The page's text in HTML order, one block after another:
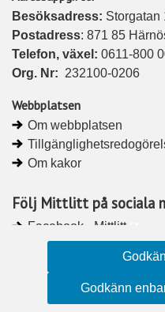
Besöksadress: Storgatan
Postadress: 871 85
Telefon, växel: 0611-800
Org. Nr: 232100-0206
Webbplatsen
Om webbplatsen
Om kakor
Följ Mittlitt på sociala
Facebook - Mittlitt
Instagram - Mittlitt
Godkänn